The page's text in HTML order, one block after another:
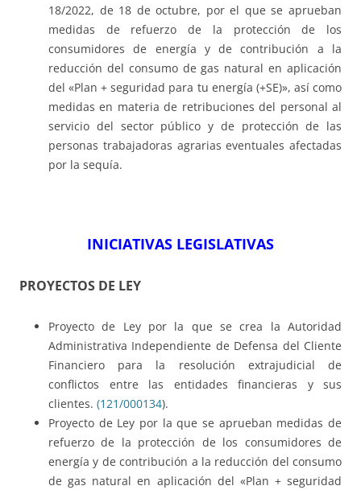
18/2022, de 18 de octubre, por el que se aprueban
medidas de refuerzo de la protección de los
consumidores de energía y de contribución a la
reducción del consumo de gas natural en aplicación
del «Plan + seguridad para tu energía (+SE)», así como
medidas en materia de retribuciones del personal al
servicio del sector público y de protección de las
personas trabajadoras agrarias eventuales afectadas
por la sequía.
INICIATIVAS LEGISLATIVAS
PROYECTOS DE LEY
Proyecto de Ley por la que se crea la Autoridad
Administrativa Independiente de Defensa del Cliente
Financiero para la resolución extrajudicial de
conflictos entre las entidades financieras y sus
clientes. (121/000134).
Proyecto de Ley por la que se aprueban medidas de
refuerzo de la protección de los consumidores de
energía y de contribución a la reducción del consumo
de gas natural en aplicación del «Plan + seguridad